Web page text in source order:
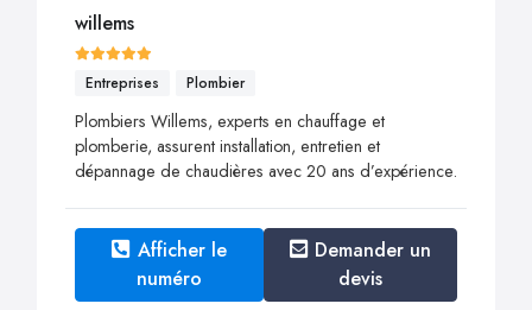
willems
Entreprises Plombier
Plombiers Willems, experts en chauffage et
plomberie, assurent installation, entretien et
dépannage de chaudières avec 20 ans d’expérience.
Afficher le
numéro
Demander un
devis